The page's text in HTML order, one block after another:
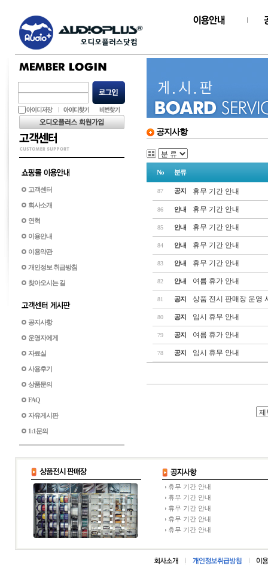
고객센터
회사소개
연혁
이용안내
이용약관
개인정보 취급방침
찾아오시는 길
공지사항
운영자에게
자료실
사용후기
상품문의
FAQ
자유게시판
1:1문의
공지사항
No 분류
87 공지 휴무 기간 안내
86 안내 휴무 기간 안내
85 안내 휴무 기간 안내
84 안내 휴무 기간 안내
83 안내 휴무 기간 안내
82 안내 여름 휴가 안내
81 공지 상품 전시 판매장 운영
80 공지 임시 휴무 안내
79 공지 여름 휴가 안내
78 공지 임시 휴무 안내
휴무 기간 안내
휴무 기간 안내
휴무 기간 안내
휴무 기간 안내
휴무 기간 안내